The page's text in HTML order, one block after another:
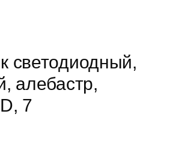
светодиодный,
алебастр,
7